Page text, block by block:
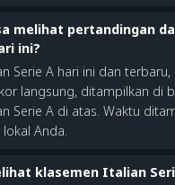
melihat pertandingan
ini?
Serie A hari ini dan terbaru,
langsung, ditampilkan di
Serie A di atas. Waktu
Anda.
klasemen Italian